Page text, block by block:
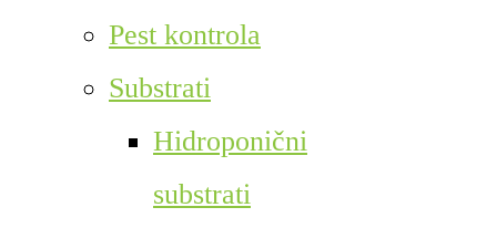
Pest kontrola
Substrati
Hidroponični
substrati